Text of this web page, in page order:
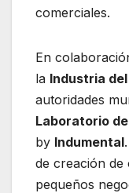
comerciales.
En
la Industria
autoridades
Laboratorio
by Indumental
de creación de
pequeños